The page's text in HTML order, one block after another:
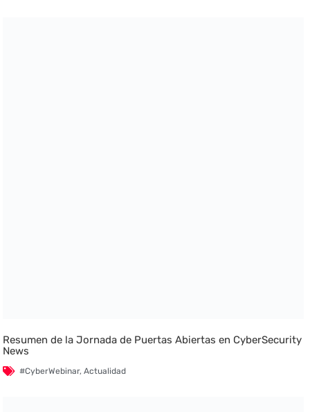
Resumen de la Jornada de Puertas Abiertas en CyberSecurity
News
#CyberWebinar,Actualidad